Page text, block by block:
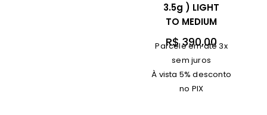
3.5g ) LIGHT
TO MEDIUM
R$390,00
Parcele em até 3x
sem juros
À vista 5% desconto
no PIX